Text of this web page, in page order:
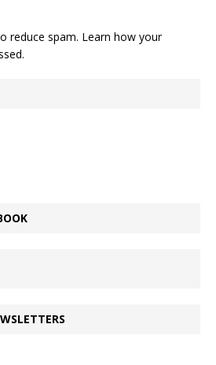
reduce spam. Learn how your
.